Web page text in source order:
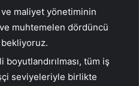
ve maliyet yönetiminin
muhtemelen dördüncü
tüm iş
seviyeleriyle birlikte